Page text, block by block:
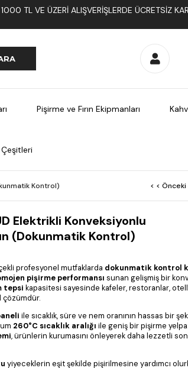
TL VE ÜZERI ALIŞVERIŞLERDE ÜCRETSIZ
Pişirme ve Fırın Ekipmanları
Kontrol) < <
Elektrikli Konveksiyonlu
(Dokunmatik Kontrol)
profesyonel mutfaklarda dokunmatik kontrol
pişirme performansı sunan gelişmiş bir
tepsi kapasitesi sayesinde kafeler, restoranlar,
ile sıcaklık, süre ve nem oranının hassas bir
260°C sıcaklık aralığı ile geniş bir pişirme
, ürünlerin kurumasını önleyerek daha lezzetli
yiyeceklerin eşit şekilde pişirilmesine yardımcı